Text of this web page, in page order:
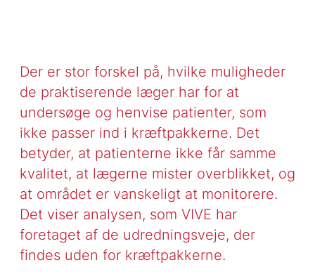
Der er stor forskel på, hvilke muligheder
de praktiserende læger har for at
undersøge og henvise patienter, som
ikke passer ind i kræftpakkerne. Det
betyder, at patienterne ikke får samme
kvalitet, at lægerne mister overblikket, og
at området er vanskeligt at monitorere.
Det viser analysen, som VIVE har
foretaget af de udredningsveje, der
findes uden for kræftpakkerne.